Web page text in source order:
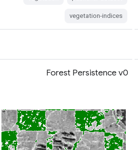
vegetation-indices
Forest Persistence v0